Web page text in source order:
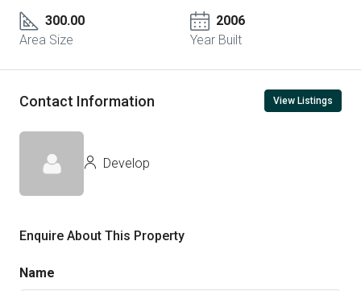
300.00
Area Size
2006
Year Built
Contact Information View Listings
Develop
Enquire About This Property
Name